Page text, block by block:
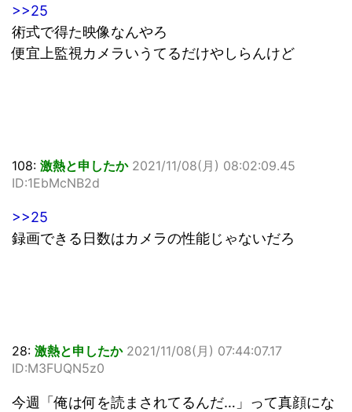
>>25
術式で得た映像なんやろ
便宜上監視カメラいうてるだけやしらんけど
108: 激熱と申したか 2021/11/08(月) 08:02:09.45
ID:1EbMcNB2d
>>25
録画できる日数はカメラの性能じゃないだろ
28: 激熱と申したか 2021/11/08(月) 07:44:07.17
ID:M3FUQN5z0
今週「俺は何を読まされてるんだ…」って真顔にな